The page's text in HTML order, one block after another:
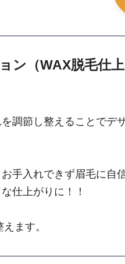
ン（WAX脱毛仕
調節し整えることでデ
手入れできず眉毛に自
仕上がりに！！
ます。